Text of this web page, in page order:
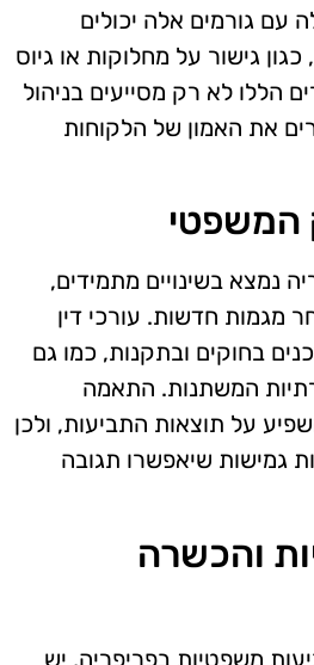
עם גורמים אלה יכולים
גישור על מחלוקות או גיוס
הללו לא רק מסייעים בניהול
את האמון של הלקוחות
המשפטי
נמצא בשינויים מתמידים,
מגמות חדשות. עורכי דין
בחוקים ובתקנות, כמו גם
המשתנות. התאמה
על תוצאות התביעות, ולכן
גמישות שיאפשרו תגובה
והכשרה
משפטיות בפריפריה, יש